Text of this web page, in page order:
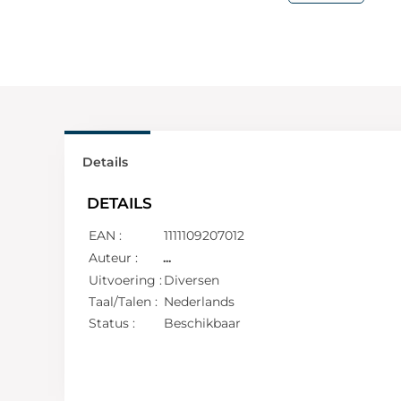
Details
DETAILS
EAN :
1111109207012
Auteur :
...
Uitvoering : Diversen
Taal/Talen : Nederlands
Status :
Beschikbaar